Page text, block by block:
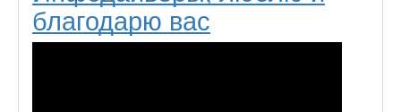
благодарю вас